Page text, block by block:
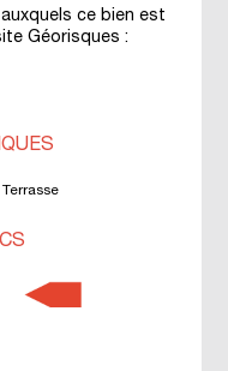
ce bien est
Géorisques :
Terrasse